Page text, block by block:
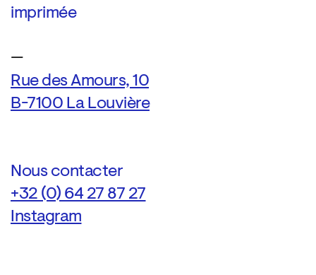
imprimée
—
Rue des Amours, 10
B-7100 La Louvière
Nous contacter
+32 (0) 64 27 87 27
Instagram